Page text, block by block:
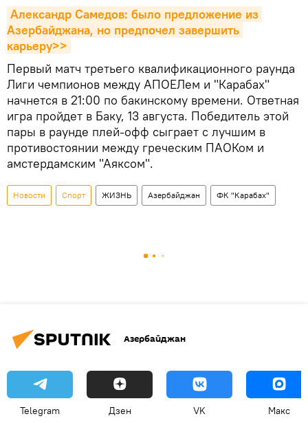
Александр Самедов: было предложение из
Азербайджана, но предпочел завершить
карьеру>>
Первый матч третьего квалификационного раунда
Лиги чемпионов между АПОЕЛем и "Карабах"
начнется в 21:00 по бакинскому времени. Ответная
игра пройдет в Баку, 13 августа. Победитель этой
пары в раунде плей-офф сыграет с лучшим в
противостоянии между греческим ПАОКом и
амстердамским "Аяксом".
Новости Спорт ЖИЗНЬ Азербайджан ФК "Карабах"
Азербайджан
Telegram Дзен VK Макс